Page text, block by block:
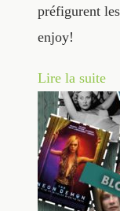
préfigurent
enjoy!
Lire la suite